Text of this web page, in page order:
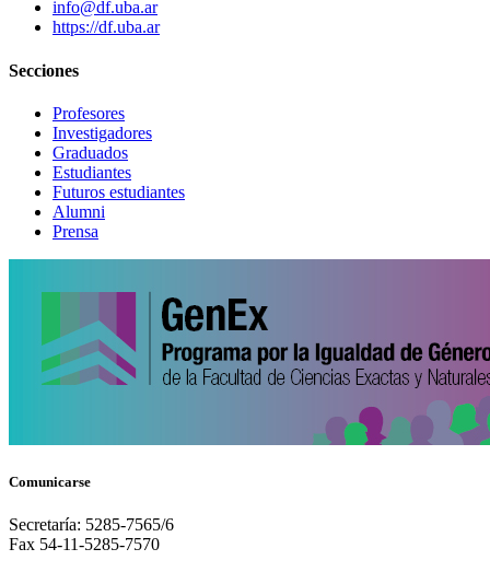
info@df.uba.ar
https://df.uba.ar
Secciones
Profesores
Investigadores
Graduados
Estudiantes
Futuros estudiantes
Alumni
Prensa
Comunicarse
Secretaría: 5285-7565/6
Fax 54-11-5285-7570